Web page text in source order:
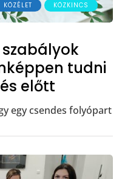
KÖZÉLET KÖZKINCS
tudni
előtt
egy csendes folyópart